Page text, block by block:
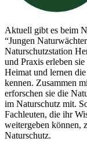
Aktuell gibt es beim
“Jungen
Naturschutzstation
und Praxis erleben
Heimat und lernen
kennen. Zusammen
erforschen sie die
im Naturschutz mit.
Fachleuten, die ihr
weitergeben können,
Naturschutz.